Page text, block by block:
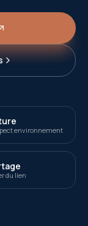
environnement
du lien